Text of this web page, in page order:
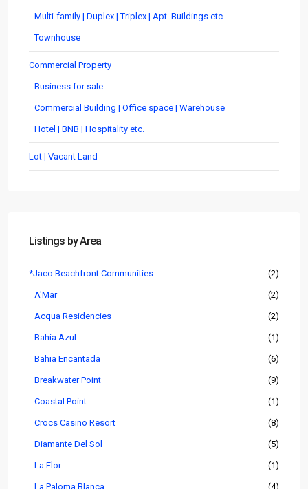
Multi-family | Duplex | Triplex | Apt. Buildings etc.
Townhouse
Commercial Property
Business for sale
Commercial Building | Office space | Warehouse
Hotel | BNB | Hospitality etc.
Lot | Vacant Land
Listings by Area
*Jaco Beachfront Communities (2)
A'Mar (2)
Acqua Residencies (2)
Bahia Azul (1)
Bahia Encantada (6)
Breakwater Point (9)
Coastal Point (1)
Crocs Casino Resort (8)
Diamante Del Sol (5)
La Flor (1)
La Paloma Blanca (4)